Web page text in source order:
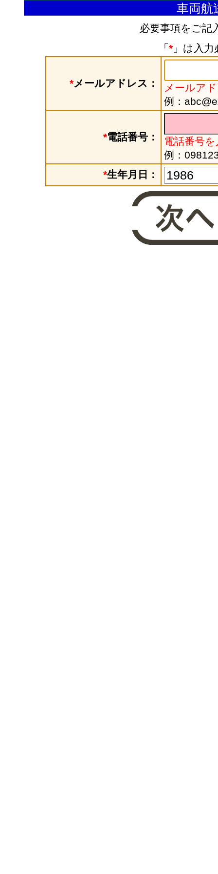
車両航
必要事項をご記
「 *」は入力
*メールアドレス：
メールア
例：
*電話番号：
電話番号
例：
*生年月日：